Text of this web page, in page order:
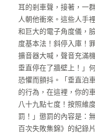
耳的剎車聲，接著，一
人朝他衝來。這些人手
和巨大的電子角度儀，
度基本法！斜停入庫！
擴音器大喊，聲音充滿
垂直停在了牆壁上！」
恐懼而顫抖。「垂直泊
的行為，在這裡，你的
八十九點七度！按照維
罰！」懲罰的內容是：
百次失敗集錦》的紀錄